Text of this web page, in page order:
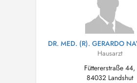
DR. MED. (R). GERARDO
Hausarzt
Füttererstraße 44,
84032 Landshut